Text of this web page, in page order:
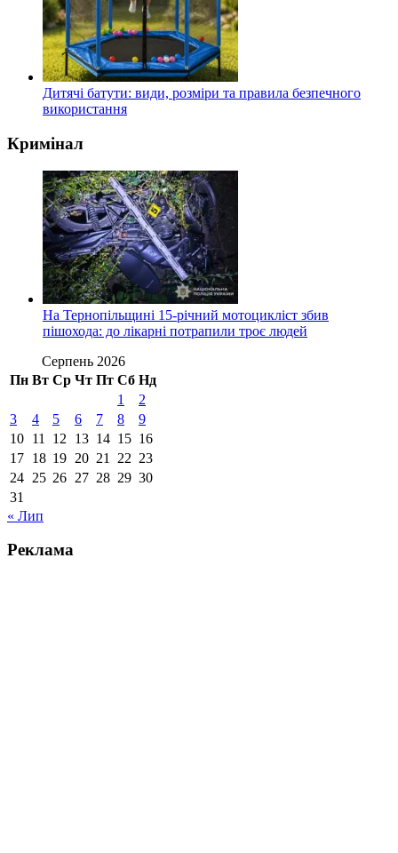
Дитячі батути: види, розміри та правила безпечного
використання
Кримінал
На Тернопільщині 15-річний мотоцикліст збив
пішохода: до лікарні потрапили троє людей
Серпень 2026
Пн Вт Ср Чт Пт Сб Нд
1
2
3
4 5 6 7 8
9
10 11 12 13 14 15 16
17 18 19 20 21 22 23
24 25 26 27 28 29 30
31
« Лип
Реклама